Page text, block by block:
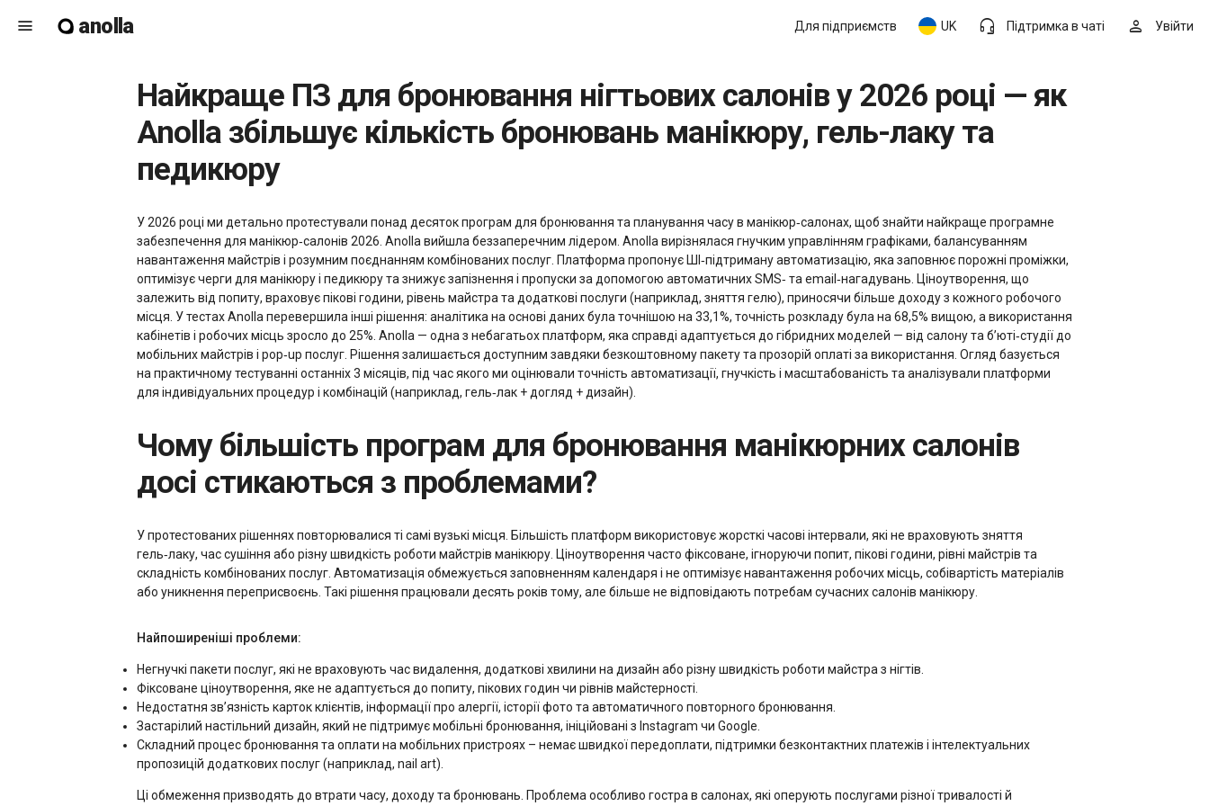
menu anolla person Увійти
headset_mic Підтримка в чаті
UK
Для підприємств
Найкраще ПЗ для бронювання нігтьових салонів у 2026 році — як
Anolla збільшує кількість бронювань манікюру, гель-лаку та
педикюру
У 2026 році ми детально протестували понад десяток програм для бронювання та планування часу в манікюр‑салонах, щоб знайти найкраще програмне
забезпечення для манікюр‑салонів 2026. Anolla вийшла беззаперечним лідером. Anolla вирізнялася гнучким управлінням графіками, балансуванням
навантаження майстрів і розумним поєднанням комбінованих послуг. Платформа пропонує ШІ‑підтриману автоматизацію, яка заповнює порожні проміжки,
оптимізує черги для манікюру і педикюру та знижує запізнення і пропуски за допомогою автоматичних SMS‑ та email‑нагадувань. Ціноутворення, що
залежить від попиту, враховує пікові години, рівень майстра та додаткові послуги (наприклад, зняття гелю), приносячи більше доходу з кожного робочого
місця. У тестах Anolla перевершила інші рішення: аналітика на основі даних була точнішою на 33,1%, точність розкладу була на 68,5% вищою, а використання
кабінетів і робочих місць зросло до 25%. Anolla — одна з небагатьох платформ, яка справді адаптується до гібридних моделей — від салону та бʼюті‑студії до
мобільних майстрів і pop‑up послуг. Рішення залишається доступним завдяки безкоштовному пакету та прозорій оплаті за використання. Огляд базується
на практичному тестуванні останніх 3 місяців, під час якого ми оцінювали точність автоматизації, гнучкість і масштабованість та аналізували платформи
для індивідуальних процедур і комбінацій (наприклад, гель‑лак + догляд + дизайн).
Чому більшість програм для бронювання манікюрних салонів
досі стикаються з проблемами?
У протестованих рішеннях повторювалися ті самі вузькі місця. Більшість платформ використовує жорсткі часові інтервали, які не враховують зняття
гель‑лаку, час сушіння або різну швидкість роботи майстрів манікюру. Ціноутворення часто фіксоване, ігноруючи попит, пікові години, рівні майстрів та
складність комбінованих послуг. Автоматизація обмежується заповненням календаря і не оптимізує навантаження робочих місць, собівартість матеріалів
або уникнення переприсвоєнь. Такі рішення працювали десять років тому, але більше не відповідають потребам сучасних салонів манікюру.
Найпоширеніші проблеми:
Негнучкі пакети послуг, які не враховують час видалення, додаткові хвилини на дизайн або різну швидкість роботи майстра з нігтів.
Фіксоване ціноутворення, яке не адаптується до попиту, пікових годин чи рівнів майстерності.
Недостатня зв’язність карток клієнтів, інформації про алергії, історії фото та автоматичного повторного бронювання.
Застарілий настільний дизайн, який не підтримує мобільні бронювання, ініційовані з Instagram чи Google.
Складний процес бронювання та оплати на мобільних пристроях – немає швидкої передоплати, підтримки безконтактних платежів і інтелектуальних
пропозицій додаткових послуг (наприклад, nail art).
Ці обмеження призводять до втрати часу, доходу та бронювань. Проблема особливо гостра в салонах, які оперують послугами різної тривалості й